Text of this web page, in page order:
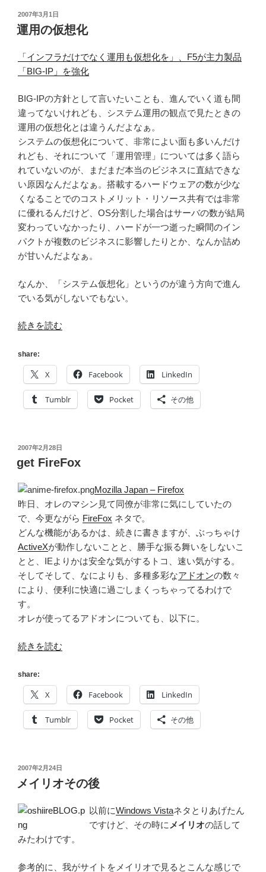
投
稿
日:
2007年3月1日
運用の仮想化
「インフラだけでなく運用も仮想化を」、F5が主力製品
「BIG-IP」を強化
BIG-IPの方針として言いたいことも、進んでいく道も間
違ってないけれども、システム運用の観点で見たときの
運用の仮想化とは違うんだよなぁ。
システムの仮想化について、非常によい面も多いんだけ
れども、それについて「運用管理」については多く語ら
れていないのが、まだまだ本当のビジネスに直結できな
い原因なんだよなぁ。搭載するハードウェアの数が少な
くなることでのコストメリット・リソース共有では非常
に優れるんだけど、OS分割した場合はサーバの数が結局
変わっていなかったり、ハードが一つ逝った瞬間のイン
パクトが複数のビジネスに影響したりとか、なんか詰め
が甘いんだよなぁ。
なんか、「システム仮想化」というのが違う方向で進ん
でいる気がしないでもない。
“運
の
仮
想
の
続きを読む
share:
X Facebook LinkedIn
Tumblr Pocket その他
投
日:
2007年2月28日
get FireFox
Mozilla Japan – Firefox
昨日、オレのマシン見て同僚が非常に気にしていたの
で、今更ながら FireFox ネタで。
どんな機能があるかは、続きに書きますが、ぶっちゃけ
ActiveXが動作しないことと、勝手な振る舞いをしないこ
とと、IEよりかは安全な気がするトコ、速い気がする。
そしてそして、なによりも、多種多彩なアドオンの数々
により、便利に快適に過ごしまくっちゃってるわけで
す。
オレが使ってるアドオンについても、以下に。
“get
の
続きを読む
share:
X Facebook LinkedIn
Tumblr Pocket その他
投
日:
2007年2月24日
メイリオその後
以前にWindows Vistaネタとりあげたん
ですけど、その時に メイリオの話して
みたわけです。
参考的に、我がサイトをメイリオで見るとこんな感じで